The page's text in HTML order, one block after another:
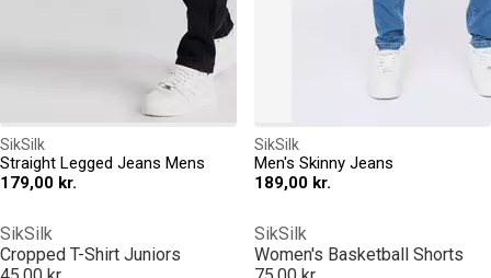
SikSilk
Straight Legged Jeans Mens
179,00 kr.
SikSilk
Men's Skinny Jeans
189,00 kr.
SikSilk
Cropped T-Shirt Juniors
SikSilk
Women's Basketball Shorts